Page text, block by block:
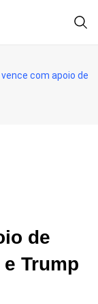
vence com apoio de
de
Trump